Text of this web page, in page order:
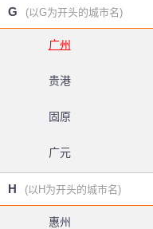
G (以G为开头的城市名)
广州
贵港
固原
广元
H (以H为开头的城市名)
惠州